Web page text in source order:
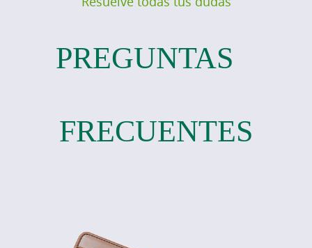
PREGUNTAS
FRECUENTES